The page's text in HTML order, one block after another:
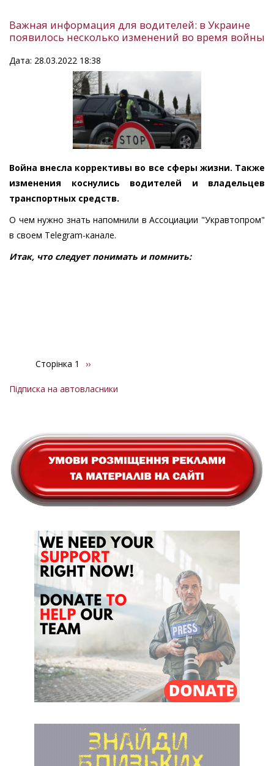
Важная информация для водителей: в Украине
появилось несколько изменений во время войны
Дата: 28.03.2022 18:38
Война внесла коррективы во все сферы жизни. Также
изменения коснулись водителей и владельцев
транспортных средств.
О чем нужно знать напомнили в Ассоциации "Укравтопром"
в своем Telegram-канале.
Итак, что следует понимать и помнить:
Розбивка
сторінки
Сторінка 1
Наступна
››
Підписка на автовласники